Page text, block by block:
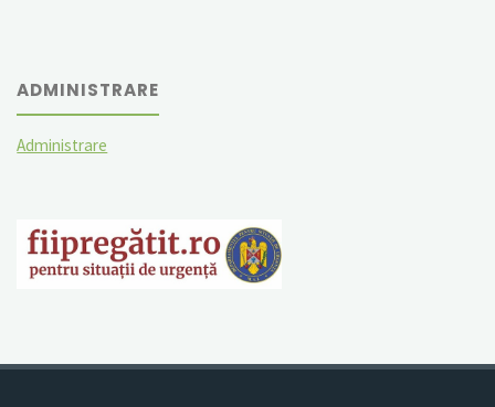
ADMINISTRARE
Administrare